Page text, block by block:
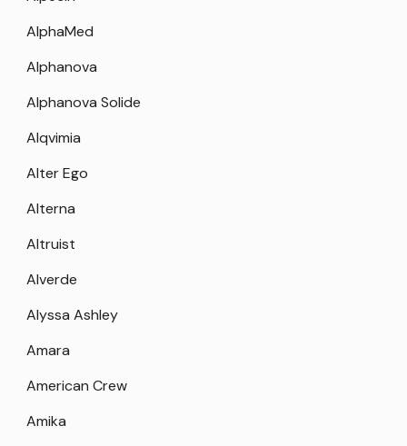
AlphaMed
Alphanova
Alphanova Solide
Alqvimia
Alter Ego
Alterna
Altruist
Alverde
Alyssa Ashley
Amara
American Crew
Amika